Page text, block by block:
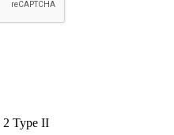
2 Type II